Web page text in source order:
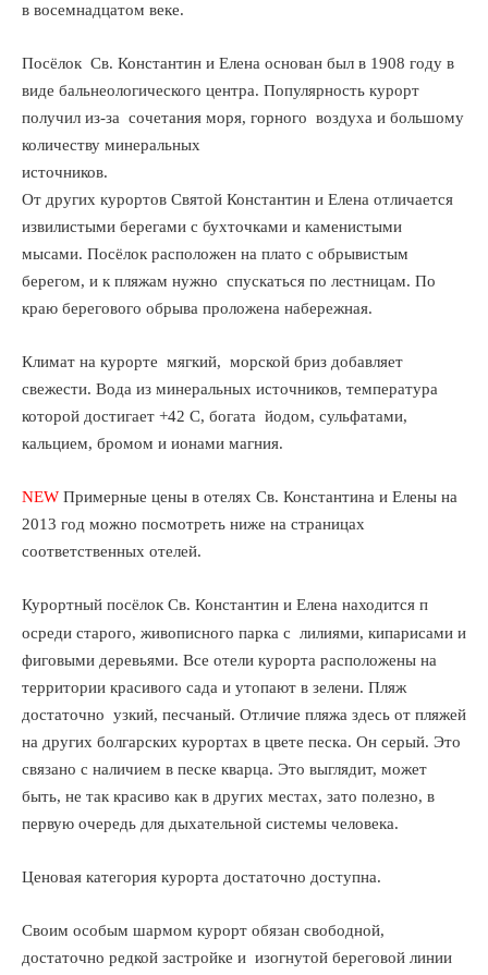
в восемнадцатом веке.
Посёлок Св. Константин и Елена основан был в 1908 году в
виде бальнеологического центра. Популярность курорт
получил из-за сочетания моря, горного воздуха и большому
количеству минеральных
источников.
От других курортов Святой Константин и Елена отличается
извилистыми берегами с бухточками и каменистыми
мысами. Посёлок расположен на плато с обрывистым
берегом, и к пляжам нужно спускаться по лестницам. По
краю берегового обрыва проложена набережная.
Климат на курорте мягкий, морской бриз добавляет
свежести. Вода из минеральных источников, температура
которой достигает +42 С, богата йодом, сульфатами,
кальцием, бромом и ионами магния.
NEW Примерные цены в отелях Св. Константина и Елены на
2013 год можно посмотреть ниже на страницах
соответственных отелей.
Курортный посёлок Св. Константин и Елена находится п
осреди старого, живописного парка с лилиями, кипарисами и
фиговыми деревьями. Все отели курорта расположены на
территории красивого сада и утопают в зелени. Пляж
достаточно узкий, песчаный. Отличие пляжа здесь от пляжей
на других болгарских курортах в цвете песка. Он серый. Это
связано с наличием в песке кварца. Это выглядит, может
быть, не так красиво как в других местах, зато полезно, в
первую очередь для дыхательной системы человека.
Ценовая категория курорта достаточно доступна.
Своим особым шармом курорт обязан свободной,
достаточно редкой застройке и изогнутой береговой линии